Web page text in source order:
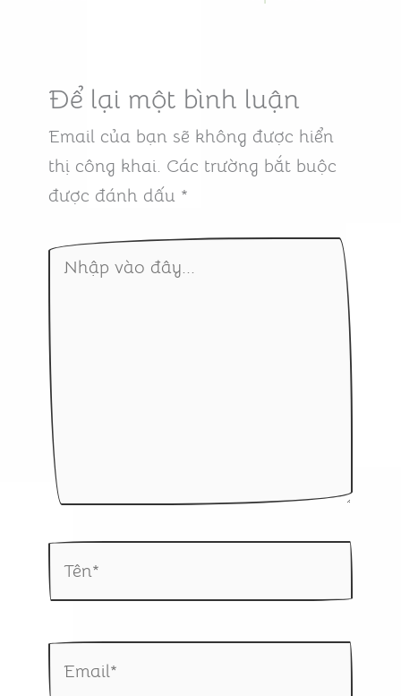
Để lại một bình luận
Email của bạn sẽ không được hiển
thị công khai. Các trường bắt buộc
được đánh dấu *
Nhập
đây...